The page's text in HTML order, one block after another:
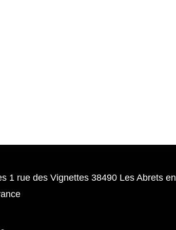
1 rue des Vignettes 38490 Les Abrets en